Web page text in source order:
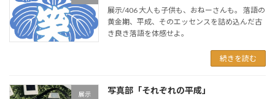
展示/406 大人も子供も、おねーさんも。 落語の
黄金期、平成、そのエッセンスを詰め込んだ古
き良き落語を体感せよ。
続きを読む
展示 写真部「それぞれの平成」